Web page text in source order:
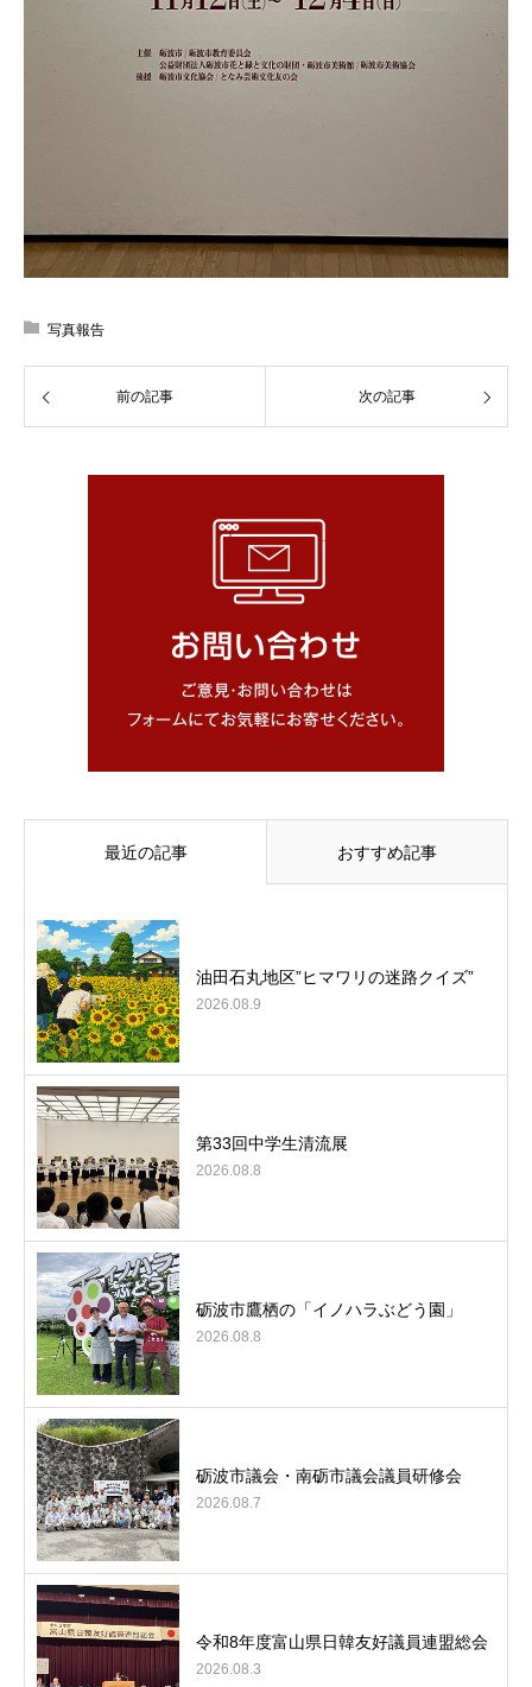
写真報告
前の記事 次の記事
最近の記事 おすすめ記事
油田石丸地区”ヒマワリの迷路クイズ”
2026.08.9
第33回中学生清流展
2026.08.8
砺波市鷹栖の「イノハラぶどう園」
2026.08.8
砺波市議会・南砺市議会議員研修会
2026.08.7
令和8年度富山県日韓友好議員連盟総会
2026.08.3